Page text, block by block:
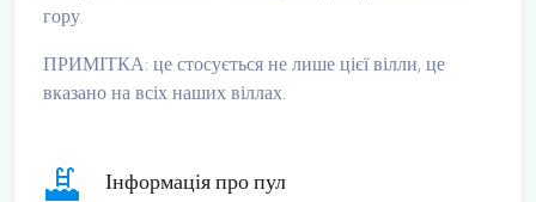
гору.
ПРИМІТКА: це стосується не лише цієї вілли, це
вказано на всіх наших віллах.
Інформація про пул